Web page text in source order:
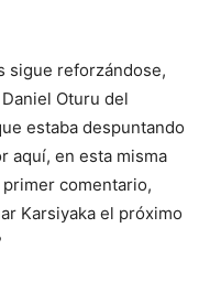
sigue reforzándose,
Oturu del
estaba despuntando
aquí, en esta misma
comentario,
Karsiyaka el próximo